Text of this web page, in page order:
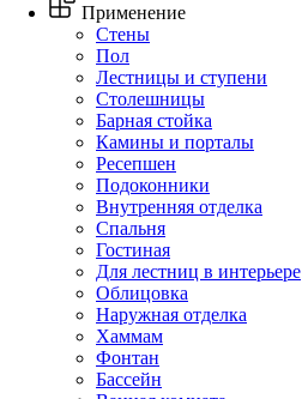
Применение
Стены
Пол
Лестницы и ступени
Столешницы
Барная стойка
Камины и порталы
Ресепшен
Подоконники
Внутренняя отделка
Спальня
Гостиная
Для лестниц в интерьере
Облицовка
Наружная отделка
Хаммам
Фонтан
Бассейн